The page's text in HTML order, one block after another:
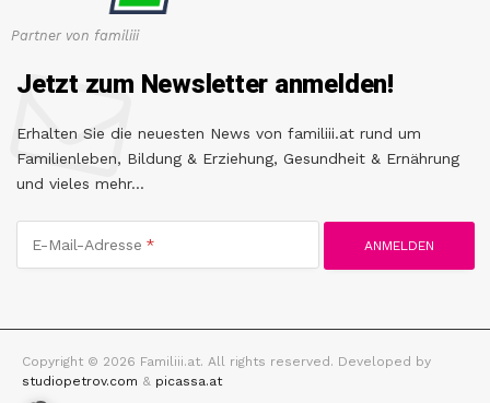
Partner von familiii
Jetzt zum Newsletter anmelden!
Erhalten Sie die neuesten News von familiii.at rund um
Familienleben, Bildung & Erziehung, Gesundheit & Ernährung
und vieles mehr...
E-Mail-Adresse
Copyright © 2026 Familiii.at. All rights reserved. Developed by
studiopetrov.com & picassa.at